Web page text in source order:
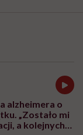
alzheimera o
„Zostało mi
a kolejnych